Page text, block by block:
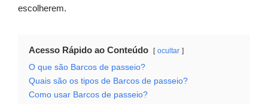
escolherem.
Acesso Rápido ao Conteúdo ocultar
O que são Barcos de passeio?
Quais são os tipos de Barcos de passeio?
Como usar Barcos de passeio?